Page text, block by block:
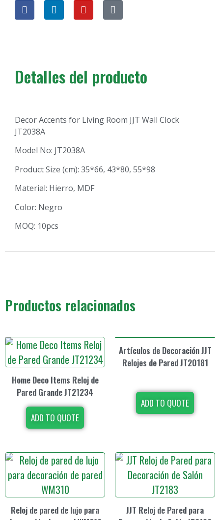
Detalles del producto
Decor Accents for Living Room JJT Wall Clock
JT2038A
Model No: JT2038A
Product Size (cm): 35*66, 43*80, 55*98
Material: Hierro, MDF
Color: Negro
MOQ: 10pcs
Productos relacionados
Home Deco Items Reloj de
Pared Grande JT21234
ADD TO QUOTE
Artículos de Decoración JJT
Relojes de Pared JT20181
ADD TO QUOTE
Reloj de pared de lujo para
JJT Reloj de Pared para